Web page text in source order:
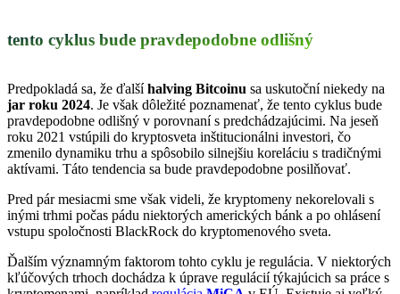
tento cyklus bude pravdepodobne odlišný
Predpokladá sa, že ďalšíhalving Bitcoinu sa uskutoční niekedy na
jar roku 2024. Je však dôležité poznamenať, že tento cyklus bude
pravdepodobne odlišný v porovnaní s predchádzajúcimi. Na jeseň
roku 2021 vstúpili do kryptosveta inštitucionálni investori, čo
zmenilo dynamiku trhu a spôsobilo silnejšiu koreláciu s tradičnými
aktívami. Táto tendencia sa bude pravdepodobne posilňovať.
Pred pár mesiacmi sme však videli, že kryptomeny nekorelovali s
inými trhmi počas pádu niektorých amerických bánk a po ohlásení
vstupu spoločnosti BlackRock do kryptomenového sveta.
Ďalším významným faktorom tohto cyklu je regulácia. V niektorých
kľúčových trhoch dochádza k úprave regulácií týkajúcich sa práce s